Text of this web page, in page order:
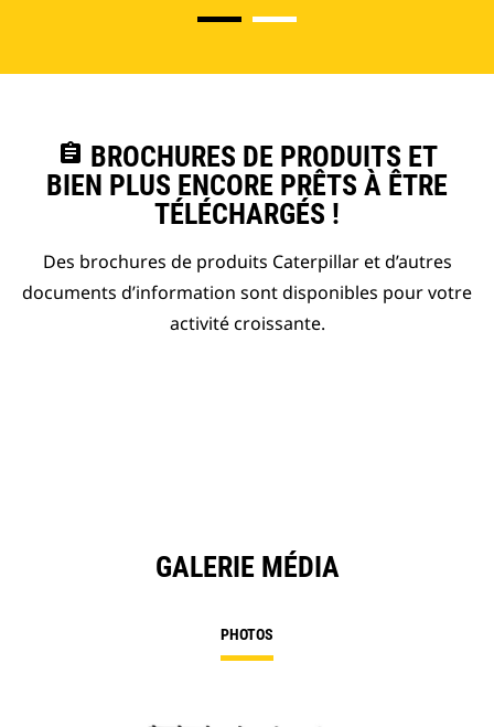
assignment BROCHURES DE PRODUITS ET
BIEN PLUS ENCORE PRÊTS À ÊTRE
TÉLÉCHARGÉS !
Des brochures de produits Caterpillar et d’autres
documents d’information sont disponibles pour votre
activité croissante.
GALERIE MÉDIA
PHOTOS